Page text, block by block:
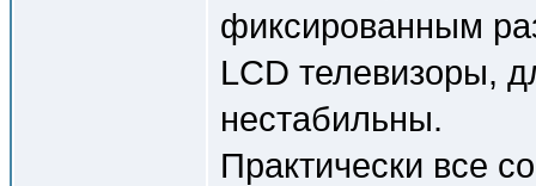
фиксированным
LCD телевизоры,
нестабильны.
Практически все